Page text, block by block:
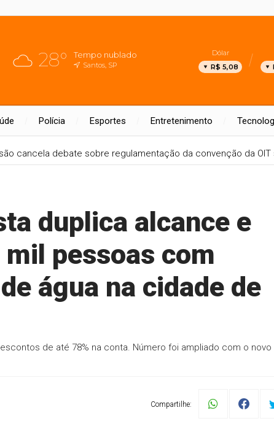
28° Tempo nublado
Santos, SP
Dólar
R$ 5,08
Polícia Esportes Entretenimento
cancela debate sobre regulamentação da convenção da
duplica alcance e
pessoas com
água na cidade de
de até 78% na conta. Número foi ampliado com o novo
Compartilhe: